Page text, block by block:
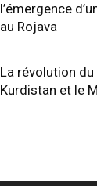
l’émergence
au Rojava
La révolution
Kurdistan et le